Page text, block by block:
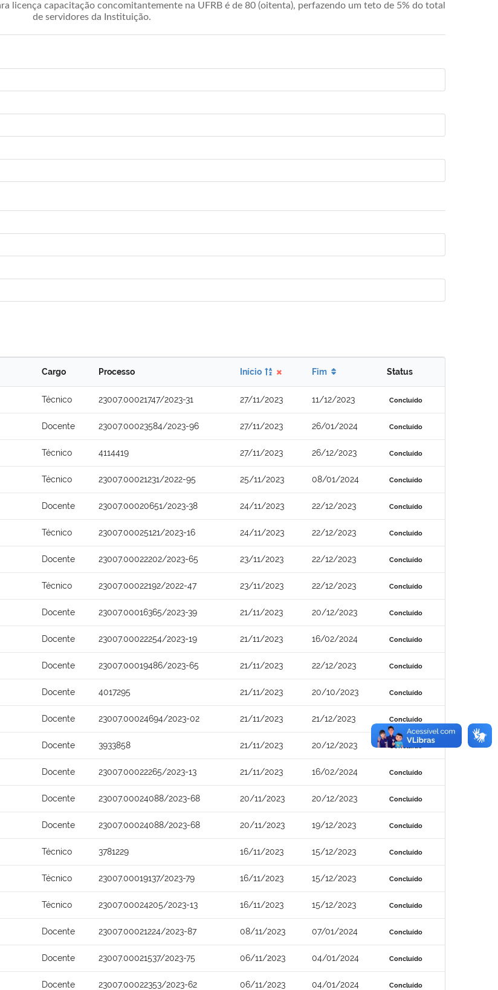
licença capacitação concomitantemente na UFRB é de 80 (oitenta), perfazendo um teto de 5% do total
de servidores da Instituição.
Cargo Processo Início Fim Status
Técnico 23007.00021747/2023-31 27/11/2023 11/12/2023 Concluído
Docente 23007.00023584/2023-96 27/11/2023 26/01/2024 Concluído
Técnico 4114419 27/11/2023 26/12/2023 Concluído
Técnico 23007.00021231/2022-95 25/11/2023 08/01/2024 Concluído
Docente 23007.00020651/2023-38 24/11/2023 22/12/2023 Concluído
Técnico 23007.00025121/2023-16 24/11/2023 22/12/2023 Concluído
Docente 23007.00022202/2023-65 23/11/2023 22/12/2023 Concluído
Técnico 23007.00022192/2022-47 23/11/2023 22/12/2023 Concluído
Docente 23007.00016365/2023-39 21/11/2023 20/12/2023 Concluído
Docente 23007.00022254/2023-19 21/11/2023 16/02/2024 Concluído
Docente 23007.00019486/2023-65 21/11/2023 22/12/2023 Concluído
Docente 4017295 21/11/2023 20/10/2023 Concluído
Docente 23007.00024694/2023-02 21/11/2023 21/12/2023 Concluído
Docente 3933858 21/11/2023 20/12/2023 Concluído
Docente 23007.00022265/2023-13 21/11/2023 16/02/2024 Concluído
Docente 23007.00024088/2023-68 20/11/2023 20/12/2023 Concluído
Docente 23007.00024088/2023-68 20/11/2023 19/12/2023 Concluído
Técnico 3781229 16/11/2023 15/12/2023 Concluído
Técnico 23007.00019137/2023-79 16/11/2023 15/12/2023 Concluído
Técnico 23007.00024205/2023-13 16/11/2023 15/12/2023 Concluído
Docente 23007.00021224/2023-87 08/11/2023 07/01/2024 Concluído
Docente 23007.00021537/2023-75 06/11/2023 04/01/2024 Concluído
Docente 23007.00022353/2023-62 06/11/2023 04/01/2024 Concluído